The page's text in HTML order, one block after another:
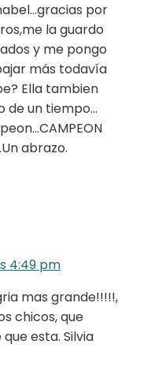
por
la guardo
y me pongo
más todavía
Ella tambien
de un tiempo…
abrazo.
4:49 pm
mas grande!!!!!,
chicos, que
esta. Silvia